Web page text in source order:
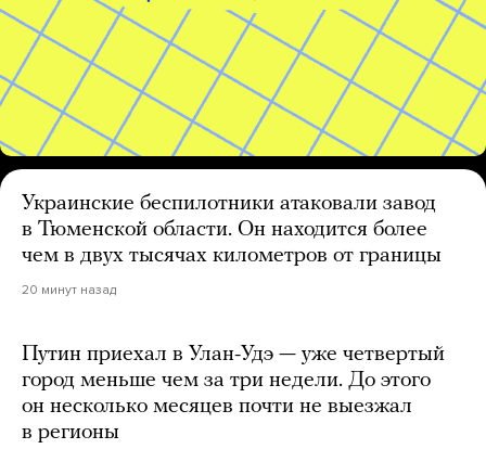
Украинские беспилотники атаковали завод
в Тюменской области. Он находится более
чем в двух тысячах километров от границы
20 минут назад
Путин приехал в Улан-Удэ — уже четвертый
город меньше чем за три недели. До этого
он несколько месяцев почти не выезжал
в регионы